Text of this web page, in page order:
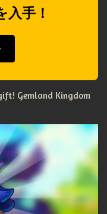
手！
Gemland Kingdom